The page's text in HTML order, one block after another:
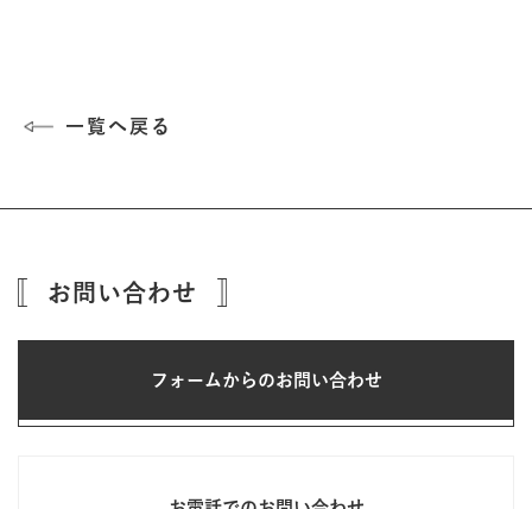
一覧へ戻る
お問い合わせ
フォームからのお問い合わせ